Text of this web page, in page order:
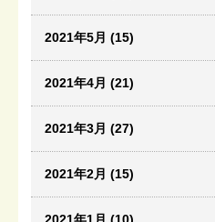
2021年5月 (15)
2021年4月 (21)
2021年3月 (27)
2021年2月 (15)